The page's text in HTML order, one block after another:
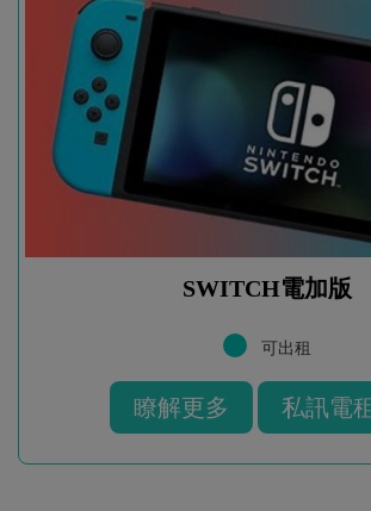
SWITCH電加版
可出租
瞭解更多 私訊電